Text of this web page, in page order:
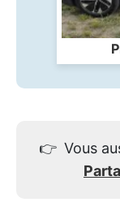
👉 Vous